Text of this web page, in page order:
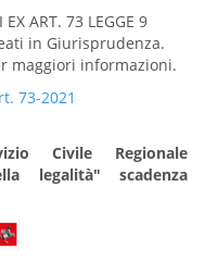
ART. 73 LEGGE 9
in Giurisprudenza.
maggiori informazioni.
73-2021
Civile Regionale
legalità" scadenza